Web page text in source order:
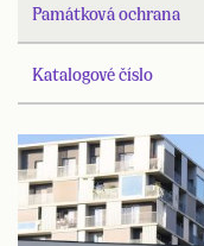
Památková ochrana
Katalogové číslo